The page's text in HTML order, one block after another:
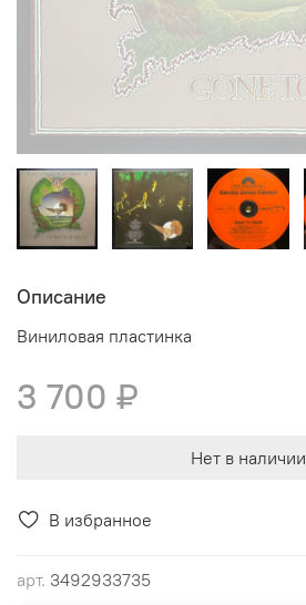
В избранное
арт. 3492933735
Описание
Виниловая пластинка
3 700 ₽
Нет в наличии